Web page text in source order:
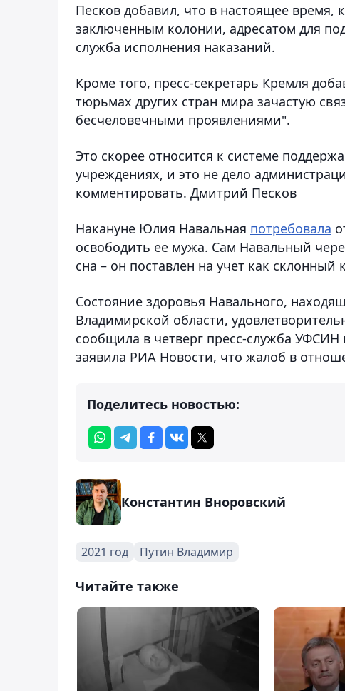
Песков добавил, что в настоящее время,
заключенным колонии, адресатом для
служба исполнения наказаний.
Кроме того, пресс-секретарь Кремля
тюрьмах других стран мира зачастую
бесчеловечными проявлениями".
Это скорее относится к системе
учреждениях, и это не дело
комментировать. Дмитрий Песков
Накануне Юлия Навальная потребовала
освободить ее мужа. Сам Навальный
сна – он поставлен на учет как
Состояние здоровья Навального,
Владимирской области,
сообщила в четверг пресс-служба
заявила РИА Новости, что жалоб в
Поделитесь новостью:
Константин Вноровский
2021 год Путин Владимир
Читайте также